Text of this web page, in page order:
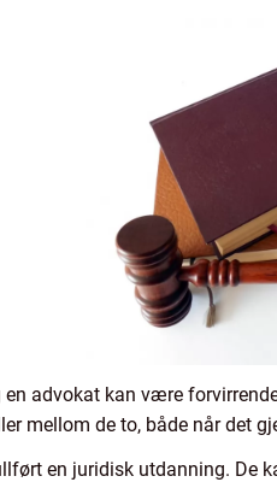
advokat kan være
mellom de to, både når det
en juridisk utdanning. De